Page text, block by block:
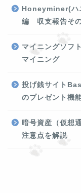
Honeyminer(ハ
編 収支報告そ
マイニングソフ
マイニング
投げ銭サイト
のプレゼント機
暗号資産（仮想
注意点を解説